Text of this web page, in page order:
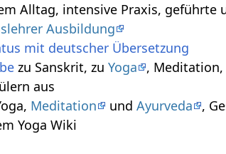
Alltag, intensive Praxis, geführte
Ausbildung
mit deutscher Übersetzung
zu Sanskrit, zuYoga
,
aus
Meditation undAyurveda ,
Yoga Wiki